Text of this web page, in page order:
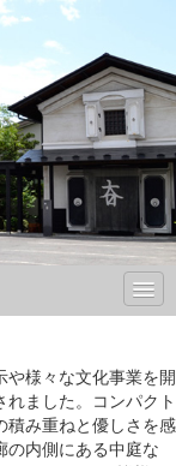
や様々な文化事業を開
ました。コンパクト
積み重ねと優しさを感
の内側にある中庭な